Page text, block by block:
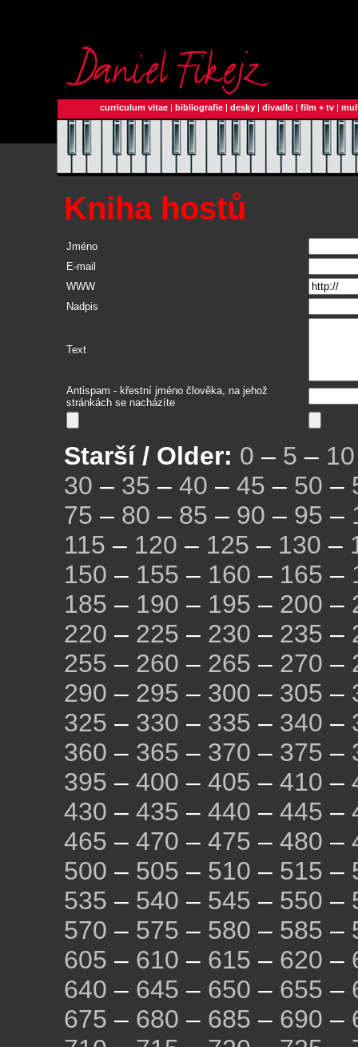
curriculum vitae | bibliografie | desky | divadlo | film + tv |
Kniha hostů
Jméno
E-mail
WWW
Nadpis
Text
Antispam - křestní jméno člověka, na jehož
stránkách se nacházíte
Starší / Older: 0 – 5 – 10
30 – 35 – 40 – 45 – 50 –
75 – 80 – 85 – 90 – 95 –
115 – 120 – 125 – 130 –
150 – 155 – 160 – 165 –
185 – 190 – 195 – 200 –
220 – 225 – 230 – 235 –
255 – 260 – 265 – 270 –
290 – 295 – 300 – 305 –
325 – 330 – 335 – 340 –
360 – 365 – 370 – 375 –
395 – 400 – 405 – 410 –
430 – 435 – 440 – 445 –
465 – 470 – 475 – 480 –
500 – 505 – 510 – 515 –
535 – 540 – 545 – 550 –
570 – 575 – 580 – 585 –
605 – 610 – 615 – 620 –
640 – 645 – 650 – 655 –
675 – 680 – 685 – 690 –